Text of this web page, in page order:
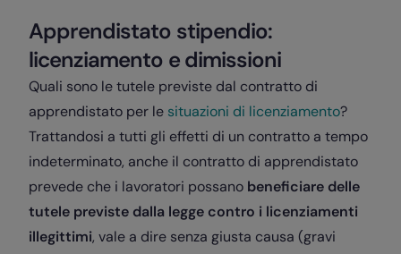
Apprendistato stipendio:
licenziamento e dimissioni
Quali sono le tutele previste dal contratto di
apprendistato per le situazioni di licenziamento?
Trattandosi a tutti gli effetti di un contratto a tempo
indeterminato, anche il contratto di apprendistato
prevede che i lavoratori possano beneficiare delle
tutele previste dalla legge contro i licenziamenti
illegittimi, vale a dire senza giusta causa (gravi